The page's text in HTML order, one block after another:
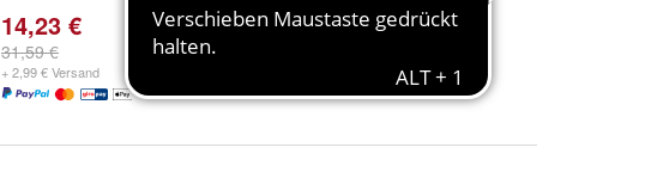
14,23 €
31,59 €
+ 2,99 € Versand
158,23 € (1.582,30 € / l)